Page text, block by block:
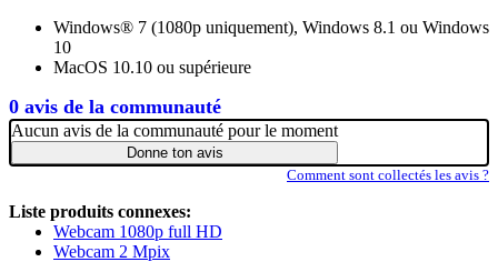
0 avis de la communauté
Windows® 7 (1080p uniquement), Windows 8.1 ou Windows
10
MacOS 10.10 ou supérieure
Aucun avis de la communauté pour le moment
Donne ton avis
Comment sont collectés les avis ?
Liste produits connexes:
Webcam 1080p full HD
Webcam 2 Mpix